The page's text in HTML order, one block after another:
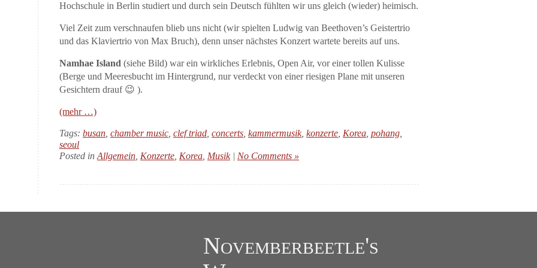
Hochschule in Berlin studiert und durch sein Deutsch fühlten wir uns gleich (wieder) heimisch.
Viel Zeit zum verschnaufen blieb uns nicht (wir spielten Ludwig van Beethoven’s Geistertrio
und das Klaviertrio von Max Bruch), denn unser nächstes Konzert wartete bereits auf uns.
Namhae Island (siehe Bild) war ein wirkliches Erlebnis, Open Air, vor einer tollen Kulisse
(Berge und Meeresbucht im Hintergrund, nur verdeckt von einer riesigen Plane mit unseren
Gesichtern drauf 😉 ).
(mehr …)
Tags: busan chamber music clef triad concerts kammermusik, konzerte Korea pohang
seoul
Posted in Allgemein Konzerte Korea Musik| No Comments »
Novemberbeetle's